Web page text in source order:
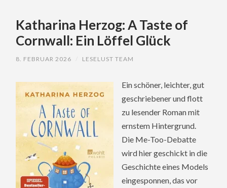
CONTENTKatharina Herzog: A Taste of
Cornwall: Ein Löffel Glück
8. FEBRUAR 2026 LESELUST TEAM
Ein schöner, leichter, gut
geschriebener und flott
zu lesender Roman mit
ernstem Hintergrund.
Die Me-Too-Debatte
wird hier geschickt in die
Geschichte eines Models
eingesponnen, das vor